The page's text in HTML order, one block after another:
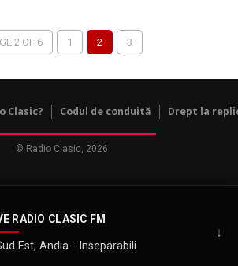
RADIO CLASIC FM
Est, Andia - Inseparabili
↓
2 OF 6 1 2 3
Clasic? Codul de conduită Drept la
© Radio Clasic, 2026